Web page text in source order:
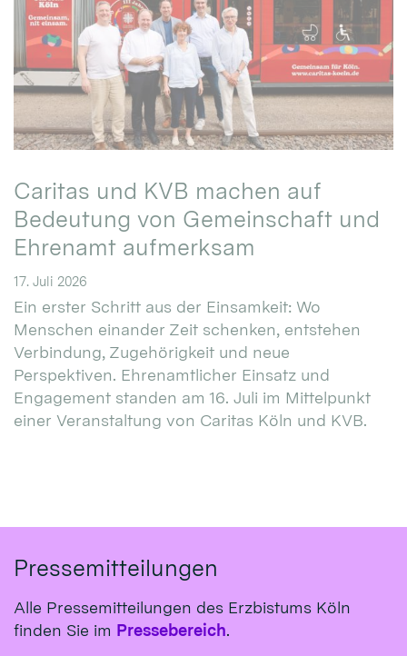
Caritas und KVB machen auf
Bedeutung von Gemeinschaft und
Ehrenamt aufmerksam
17. Juli 2026
Ein erster Schritt aus der Einsamkeit: Wo
Menschen einander Zeit schenken, entstehen
Verbindung, Zugehörigkeit und neue
Perspektiven. Ehrenamtlicher Einsatz und
Engagement standen am 16. Juli im Mittelpunkt
einer Veranstaltung von Caritas Köln und KVB.
Pressemitteilungen
Alle Pressemitteilungen des Erzbistums Köln
finden Sie im Pressebereich.